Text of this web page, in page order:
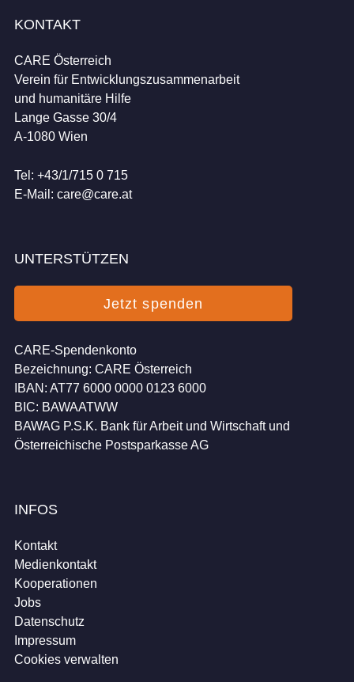
KONTAKT
CARE Österreich
Verein für Entwicklungszusammenarbeit
und humanitäre Hilfe
Lange Gasse 30/4
A-1080 Wien
Tel: +43/1/715 0 715
E-Mail: care@care.at
UNTERSTÜTZEN
Jetzt spenden
CARE-Spendenkonto
Bezeichnung: CARE Österreich
IBAN: AT77 6000 0000 0123 6000
BIC: BAWAATWW
BAWAG P.S.K. Bank für Arbeit und Wirtschaft und
Österreichische Postsparkasse AG
INFOS
Kontakt
Medienkontakt
Kooperationen
Jobs
Datenschutz
Impressum
Cookies verwalten